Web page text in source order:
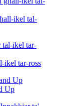
ikel tal-
ikel tar-ross
Up